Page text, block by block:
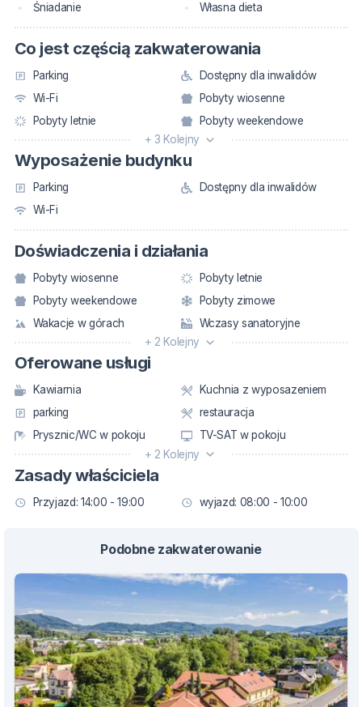
Śniadanie Własna dieta
Co jest częścią zakwaterowania
Parking
Dostępny dla inwalidów
Wi-Fi
Pobyty wiosenne
Pobyty letnie
Pobyty weekendowe
+ 3 Kolejny
Wyposażenie budynku
Parking
Dostępny dla inwalidów
Wi-Fi
Doświadczenia i działania
Pobyty wiosenne
Pobyty letnie
Pobyty weekendowe
Pobyty zimowe
Wakacje w górach
Wczasy sanatoryjne
+ 2 Kolejny
Oferowane usługi
Kawiarnia
Kuchnia z wyposazeniem
parking
restauracja
Prysznic/WC w pokoju
TV-SAT w pokoju
+ 2 Kolejny
Zasady właściciela
Przyjazd: 14:00 - 19:00 wyjazd: 08:00 - 10:00
Podobne zakwaterowanie